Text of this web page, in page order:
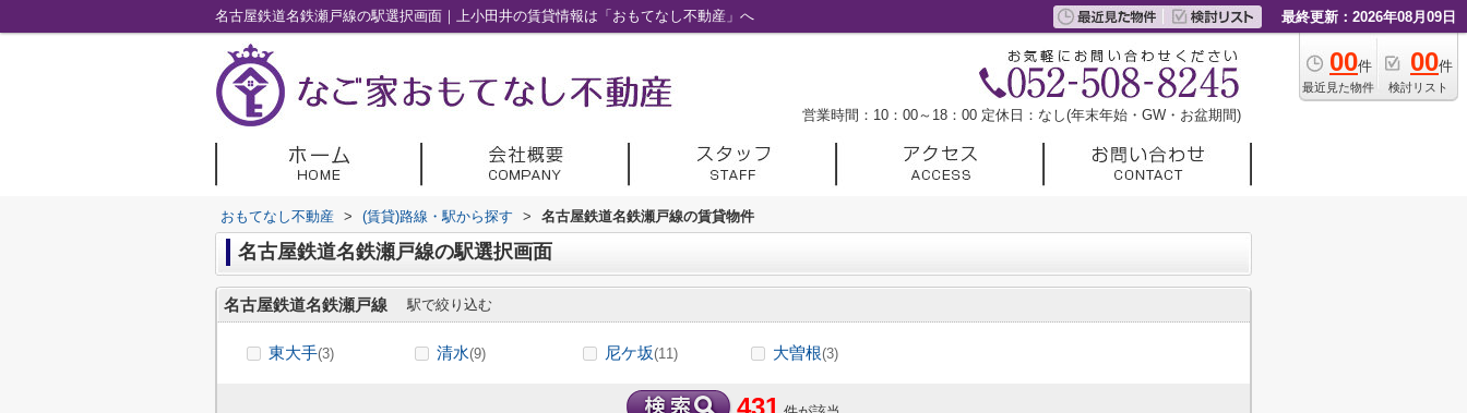
名古屋鉄道名鉄瀬戸線の駅選択画面｜上小田井の賃貸情報は「おもてなし不動産」へ 最終更新：2026年08月09日
00件
最近見た物件
00件
検討リスト
営業時間：10：00～18：00 定休日：なし(年末年始・GW・お盆期間)
おもてなし不動産 > (賃貸)路線・駅から探す > 名古屋鉄道名鉄瀬戸線の賃貸物件
名古屋鉄道名鉄瀬戸線の駅選択画面
名古屋鉄道名鉄瀬戸線 駅で絞り込む
東大手(3) 清水(9) 尼ケ坂(11) 大曽根(3)
431